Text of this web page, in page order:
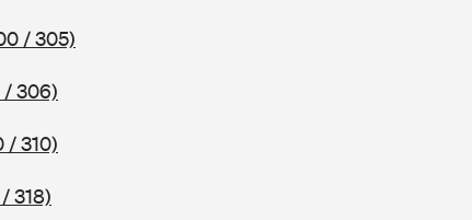
/ 305)
306)
/ 310)
318)